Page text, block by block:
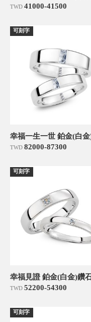
TWD 41000-41500
可刻字
TWD 82000-87300
可刻字
TWD 52200-54300
可刻字